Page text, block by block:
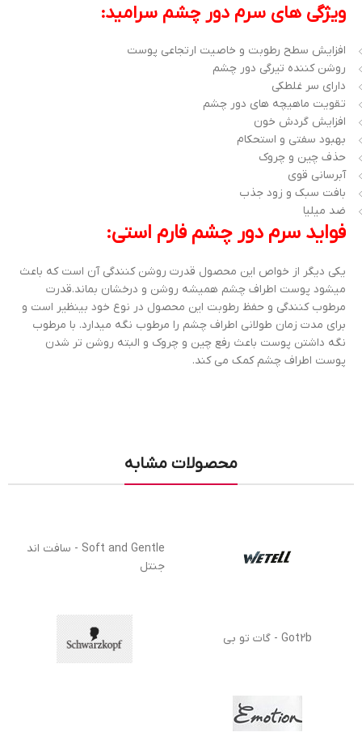
ویژگی های سرم دور چشم سرامید:
افزایش سطح رطوبت و خاصیت ارتجاعی پوست
روشن کننده تیرگی دور چشم
دارای سر غلطکی
تقویت ماهیچه های دور چشم
افزایش گردش خون
بهبود سفتی و استحکام
حذف چین و چروک
آبرسانی قوی
بافت سبک و زود جذب
ضد میلیا
فواید سرم دور چشم فارم استی:
یکی دیگر از خواص این محصول قدرت روشن کنندگی آن است که باعث
میشود پوست اطراف چشم همیشه روشن و درخشان بماند.قدرت
مرطوب کنندگی و حفظ رطوبت این محصول در نوع خود بینظیر است و
برای مدت زمان طولانی اطراف چشم را مرطوب نگه میدارد. با مرطوب
نگه داشتن پوست باعث رفع چین و چروک و البته روشن تر شدن
پوست اطراف چشم کمک می کند.
محصولات مشابه
Soft and Gentle - سافت اند
جنتل
Got2b - گات تو بی